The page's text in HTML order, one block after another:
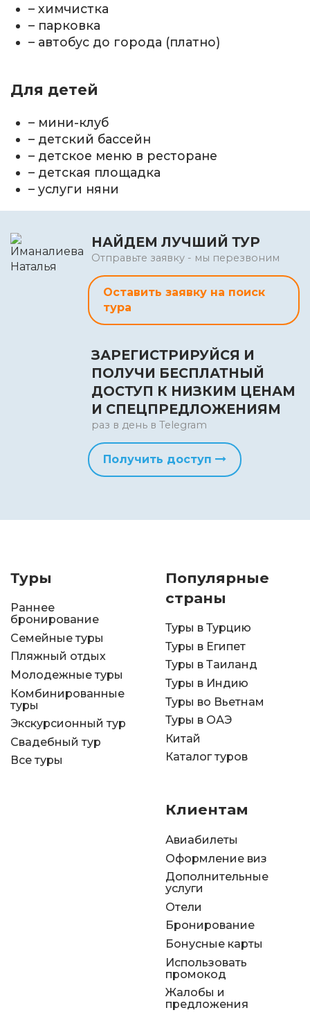
– химчистка
– парковка
– автобус до города (платно)
Для детей
– мини-клуб
– детский бассейн
– детское меню в ресторане
– детская площадка
– услуги няни
НАЙДЕМ ЛУЧШИЙ ТУР
Отправьте заявку - мы перезвоним
Оставить заявку на поиск
тура
ЗАРЕГИСТРИРУЙСЯ И
ПОЛУЧИ БЕСПЛАТНЫЙ
ДОСТУП К НИЗКИМ ЦЕНАМ
И СПЕЦПРЕДЛОЖЕНИЯМ
раз в день в Telegram
Получить доступ
Туры
Раннее
бронирование
Семейные туры
Пляжный отдых
Молодежные туры
Комбинированные
туры
Экскурсионный тур
Свадебный тур
Все туры
Популярные
страны
Туры в Турцию
Туры в Египет
Туры в Таиланд
Туры в Индию
Туры во Вьетнам
Туры в ОАЭ
Китай
Каталог туров
Клиентам
Авиабилеты
Оформление виз
Дополнительные
услуги
Отели
Бронирование
Бонусные карты
Использовать
промокод
Жалобы и
предложения